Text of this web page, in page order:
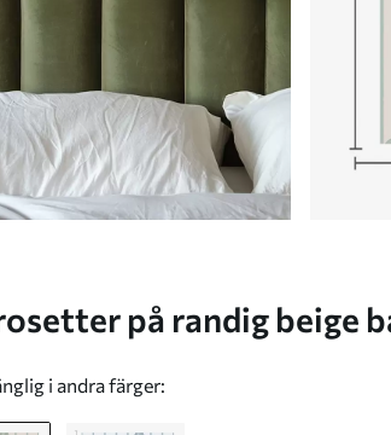
på randig beige
i andra färger: